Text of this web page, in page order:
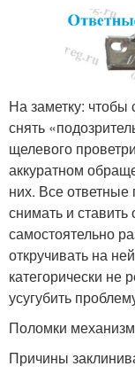
На заметку:
снять
щелевого
аккуратном
них. Все
снимать и
самостоятельно
откручивать на
категорически не
усугубить
Поломки
Причины